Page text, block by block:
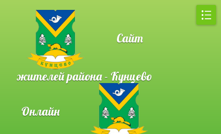
Сайт
жителей района - Кунцево
Онлайн